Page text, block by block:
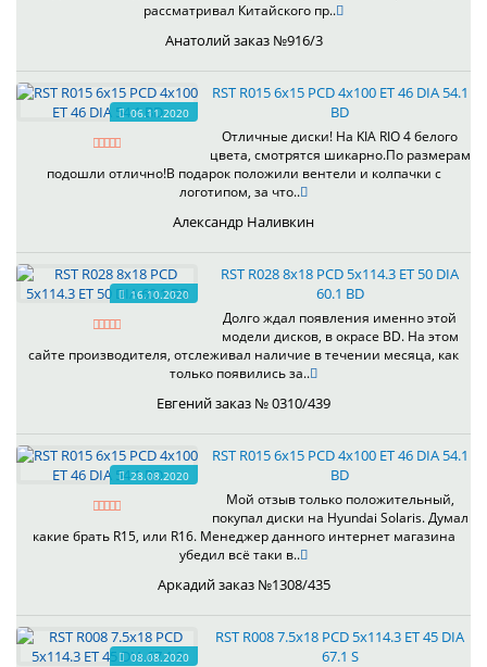
рассматривал Китайского пр..
Анатолий заказ №916/3
06.11.2020
RST R015 6x15 PCD 4x100 ET 46 DIA 54.1
BD
Отличные диски! На KIA RIO 4 белого
цвета, смотрятся шикарно.По размерам
подошли отлично!В подарок положили вентели и колпачки с
логотипом, за что..
Александр Наливкин
16.10.2020
RST R028 8x18 PCD 5x114.3 ET 50 DIA
60.1 BD
Долго ждал появления именно этой
модели дисков, в окрасе BD. На этом
сайте производителя, отслеживал наличие в течении месяца, как
только появились за..
Евгений заказ № 0310/439
28.08.2020
RST R015 6x15 PCD 4x100 ET 46 DIA 54.1
BD
Мой отзыв только положительный,
покупал диски на Hyundai Solaris. Думал
какие брать R15, или R16. Менеджер данного интернет магазина
убедил всё таки в..
Аркадий заказ №1308/435
08.08.2020
RST R008 7.5x18 PCD 5x114.3 ET 45 DIA
67.1 S